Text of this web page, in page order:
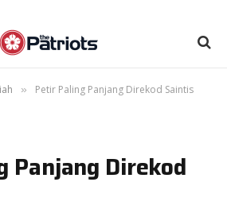
» Petir Paling Panjang Direkod Saintis
Panjang Direkod